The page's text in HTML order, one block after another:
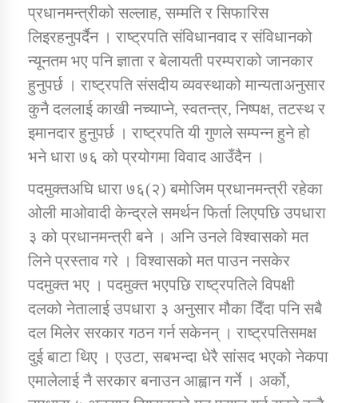
प्रधानमन्त्रीको सल्लाह, सम्मति र सिफारिस
लिइरहनुपर्दैन । राष्ट्रपति संविधानवाद र संविधानको
न्यूनतम भए पनि ज्ञाता र बेलायती परम्पराको जानकार
हुनुपर्छ । राष्ट्रपति संसदीय व्यवस्थाको मान्यताअनुसार
कुनै दललाई काखी नच्याप्ने, स्वतन्त्र, निष्पक्ष, तटस्थ र
इमानदार हुनुपर्छ । राष्ट्रपति यी गुणले सम्पन्न हुने हो
भने धारा ७६ को प्रयोगमा विवाद आउँदैन ।
पदमुक्तअघि धारा ७६(२) बमोजिम प्रधानमन्त्री रहेका
ओली माओवादी केन्द्रले समर्थन फिर्ता लिएपछि उपधारा
३ को प्रधानमन्त्री बने । अनि उनले विश्वासको मत
लिने प्रस्ताव गरे । विश्वासको मत पाउन नसकेर
पदमुक्त भए । पदमुक्त भएपछि राष्ट्रपतिले विपक्षी
दलको नेतालाई उपधारा ३ अनुसार मौका दिँदा पनि सबै
दल मिलेर सरकार गठन गर्न सकेनन् । राष्ट्रपतिसमक्ष
दुई बाटा थिए । एउटा, सबभन्दा धेरै सांसद भएको नेकपा
एमालेलाई नै सरकार बनाउन आह्वान गर्ने । अर्को,